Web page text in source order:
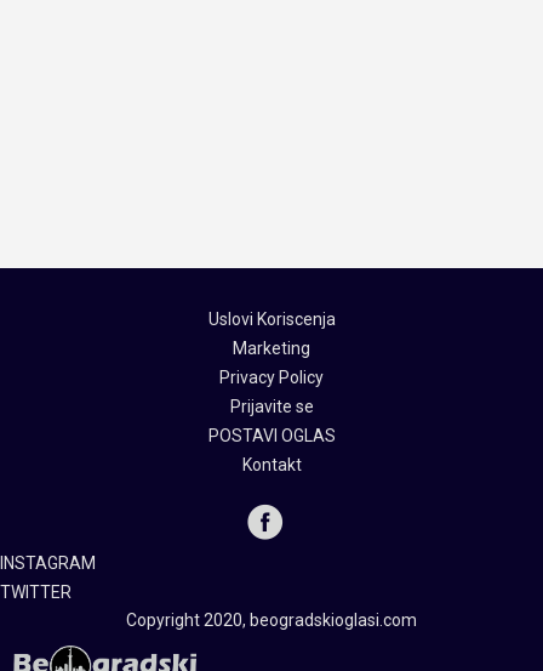
Uslovi Koriscenja
Marketing
Privacy Policy
Prijavite se
POSTAVI OGLAS
Kontakt
INSTAGRAM
TWITTER
Copyright 2020, beogradskioglasi.com